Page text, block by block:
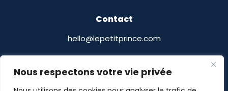
Nous respectons votre vie privée
Contact
hello@lepetitprince.com
13 Boulevard Edgar Quinet